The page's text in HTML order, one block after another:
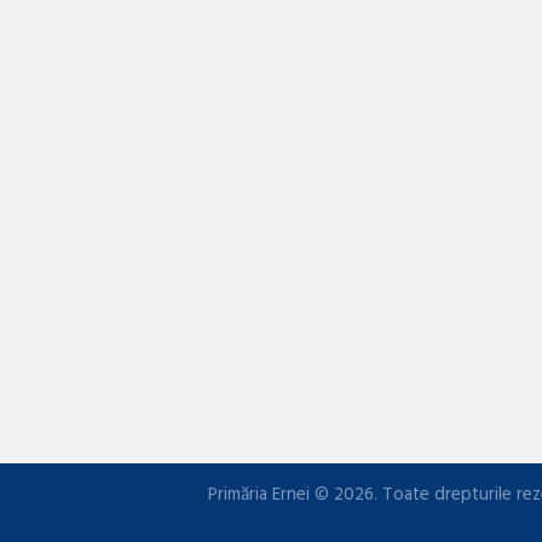
Primăria Ernei © 2026. Toate drepturile